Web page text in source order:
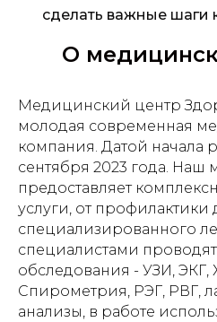
сделать важные шаги
О
Медицинский центр
молодая современная
компания. Датой начала
сентября 2023 года.
предоставляет
услуги, от профилактики
специализированного
специалистами
обследования - УЗИ,
Спирометрия, РЭГ, РВГ,
анализы, в работе